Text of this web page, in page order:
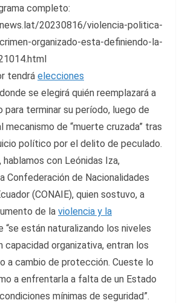
completo:
20230816/violencia-politica-
organizado-esta-definiendo-la-
tendrá elecciones
donde se elegirá quién reemplazará a
para terminar su período, luego de
mecanismo de “muerte cruzada” tras
político por el delito de peculado.
hablamos con Leónidas Iza,
Confederación de Nacionalidades
(CONAIE), quien sostuvo, a
de la violencia y la
“se están naturalizando los niveles
capacidad organizativa, entran los
a cambio de protección. Cueste lo
a enfrentarla a falta de un Estado
mínimas de seguridad”.